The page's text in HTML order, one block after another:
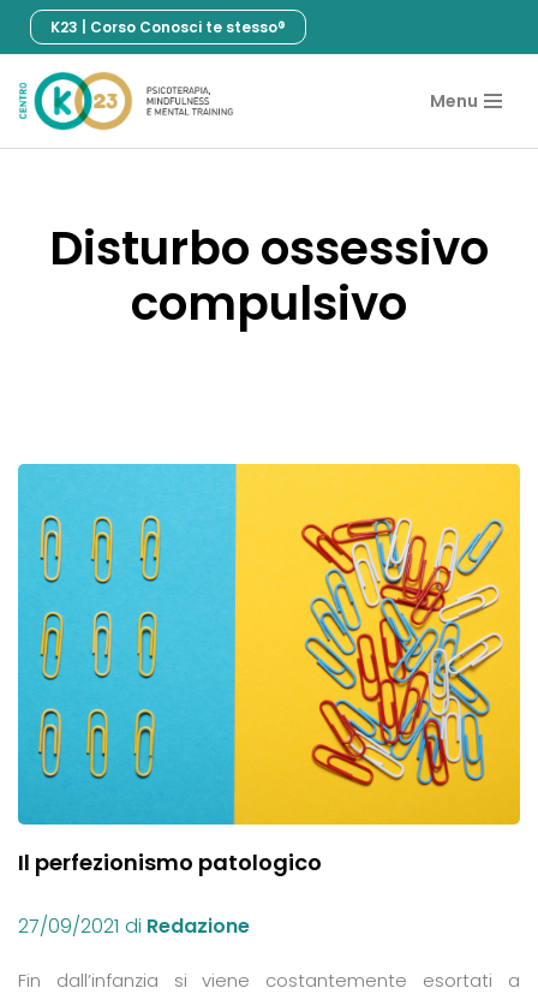
al
contenuto
K23 | Corso Conosci te stesso®
Menu
Disturbo ossessivo
compulsivo
Il perfezionismo patologico
27/09/2021 di Redazione
Fin dall’infanzia si viene costantemente esortati a